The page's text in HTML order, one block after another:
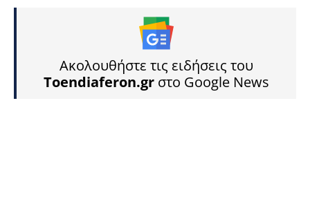
Ακολουθήστε τις ειδήσεις του
Toendiaferon.gr στο Google News